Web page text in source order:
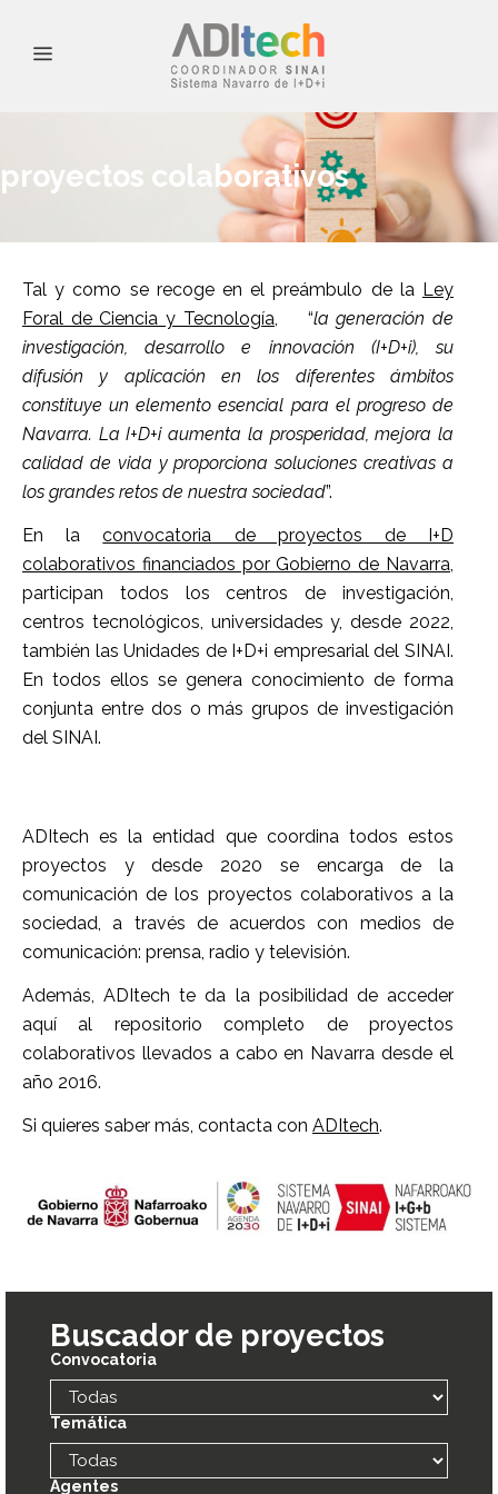
proyectos colaborativos
Tal y como se recoge en el preámbulo de la Ley
Foral de Ciencia y Tecnología,
“la generación de
investigación, desarrollo e innovación (I+D+i), su
difusión y aplicación en los diferentes ámbitos
constituye un elemento esencial para el progreso de
Navarra. La I+D+i aumenta la prosperidad, mejora la
calidad de vida y proporciona soluciones creativas a
los grandes retos de nuestra sociedad”.
En laconvocatoria de proyectos de I+D
colaborativos financiados por Gobierno de Navarra,
participan todos los centros de investigación,
centros tecnológicos, universidades y, desde 2022,
también las Unidades de I+D+i empresarial del SINAI.
En todos ellos se genera conocimiento de forma
conjunta entre dos o más grupos de investigación
del SINAI.
ADItech es la entidad que coordina todos estos
proyectos y desde 2020 se encarga de la
comunicación de los proyectos colaborativos a la
sociedad, a través de acuerdos con medios de
comunicación: prensa, radio y televisión.
Además, ADItech te da la posibilidad de acceder
aquí al repositorio completo de proyectos
colaborativos llevados a cabo en Navarra desde el
año 2016.
Si quieres saber más, contacta con ADItech.
Buscador de proyectos
Convocatoria
Temática
Agentes